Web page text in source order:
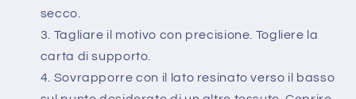
secco.
Tagliare il motivo con precisione. Togliere la
carta di supporto.
Sovrapporre con il lato resinato verso il basso